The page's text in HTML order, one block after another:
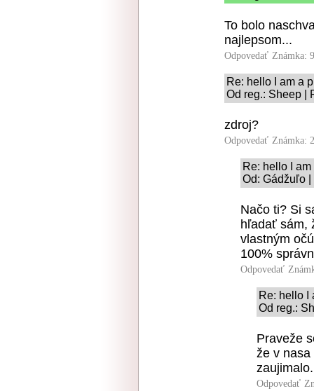
To bolo
najlepsom...
Odpovedať Známka:
Re: hello I am a
Od reg.: Sheep |
zdroj?
Odpovedať Známka:
Re: hello I
Od: Gádžuľo
Načo ti? Si
hľadať sám,
vlastným
100%
Odpovedať
Re: hello I
Od reg.:
Praveže
že v nasa
zaujimalo.
Odpovedať